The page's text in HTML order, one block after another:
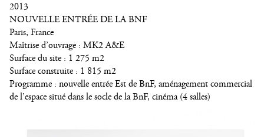
2013
NOUVELLE ENTRÉE DE LA BNF
Paris, France
Maîtrise d’ouvrage : MK2 A&E
Surface du site : 1 275 m2
Surface construite : 1 815 m2
Programme : nouvelle entrée Est de BnF, aménagement commercial
de l’espace situé dans le socle de la BnF, cinéma (4 salles)